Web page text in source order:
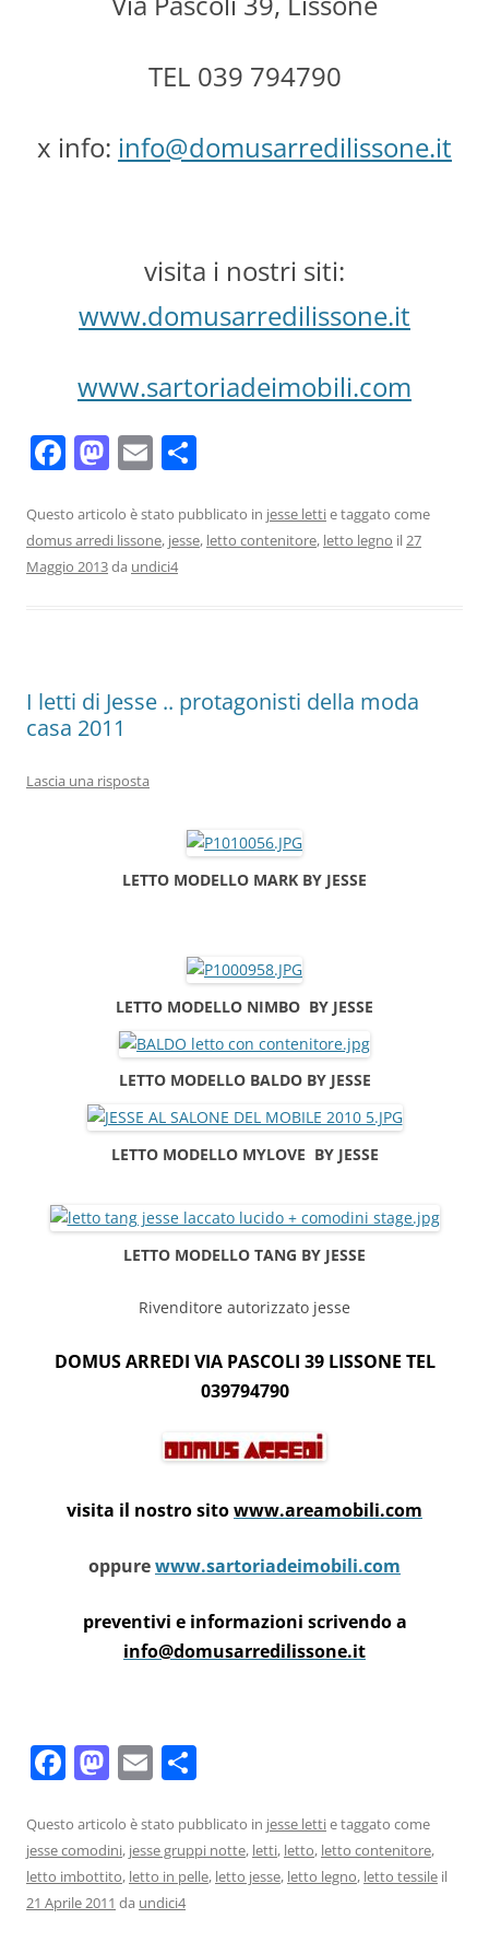
TEL 039 794790
x info: info@domusarredilissone.it
visita i nostri siti:
www.domusarredilissone.it
www.sartoriadeimobili.com
F
c
e
k
M
st
o
E
ai
l
n
di
Questo articolo è stato pubblicato in jesse lettie taggato come
domus arredi lissone, jesse, letto contenitore, letto legno il27
Maggio 2013da undici4
I letti di Jesse .. protagonisti della moda
casa 2011
Lascia una risposta
LETTO MODELLO MARK BY JESSE
LETTO MODELLO NIMBO BY JESSE
LETTO MODELLO BALDO BY JESSE
LETTO MODELLO MYLOVE BY JESSE
LETTO MODELLO TANG BY JESSE
Rivenditore autorizzato jesse
DOMUS ARREDI VIA PASCOLI 39 LISSONE TEL
039794790
visita il nostro sitowww.areamobili.com
oppurewww.sartoriadeimobili.com
preventivi e informazioni scrivendo a
info@domusarredilissone.it
F
c
e
b
M
st
o
d
E
ai
l
n
di
Questo articolo è stato pubblicato in jesse lettie taggato come
jesse comodini, jesse gruppi notte, letti, letto, letto contenitore,
letto imbottito, letto in pelle, letto jesse, letto legno, letto tessile il
21 Aprile 2011 da undici4